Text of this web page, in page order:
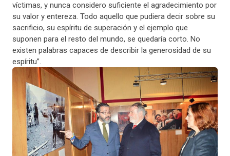
víctimas, y nunca considero suficiente el agradecimiento por
su valor y entereza. Todo aquello que pudiera decir sobre su
sacrificio, su espíritu de superación y el ejemplo que
suponen para el resto del mundo, se quedaría corto. No
existen palabras capaces de describir la generosidad de su
espíritu”.